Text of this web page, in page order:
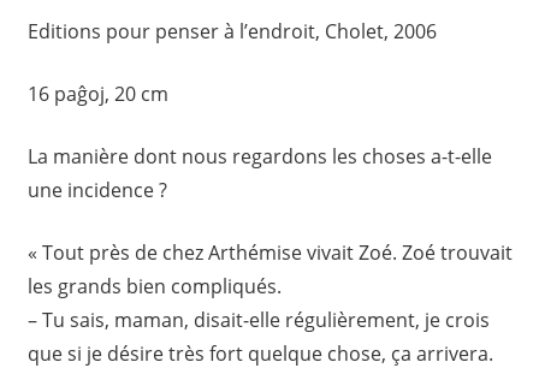
Editions pour penser à l’endroit, Cholet, 2006
16 paĝoj, 20 cm
La manière dont nous regardons les choses a-t-elle
une incidence ?
« Tout près de chez Arthémise vivait Zoé. Zoé trouvait
les grands bien compliqués.
– Tu sais, maman, disait-elle régulièrement, je crois
que si je désire très fort quelque chose, ça arrivera.